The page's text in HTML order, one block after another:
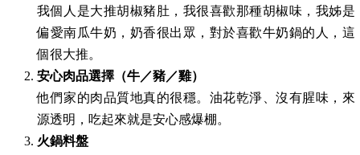
我個人是大推胡椒豬肚，我很喜歡那種胡椒味，我姊是
偏愛南瓜牛奶，奶香很出眾，對於喜歡牛奶鍋的人，這
個很大推。
安心肉品選擇（牛／豬／雞）
他們家的肉品質地真的很穩。油花乾淨、沒有腥味，來
源透明，吃起來就是安心感爆棚。
火鍋料盤